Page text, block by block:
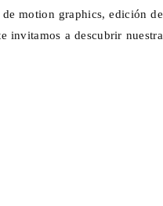
motion graphics, edición de
invitamos a descubrir nuestra